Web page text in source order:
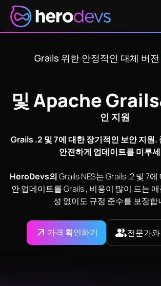
Grails 위한 안정적인 대체 버전
및 Apache Grails
인 지원
Grails .2 및 7에 대한 장기적인 보안 지원.
안전하게 업데이트를 미루
‍HeroDevs의Grails NES는 Grails .2 및 7
안 업데이트를 Grails , 비용이 많이 드는
성 없이도 규정 준수를 보장합
가격 확인하기 전문가